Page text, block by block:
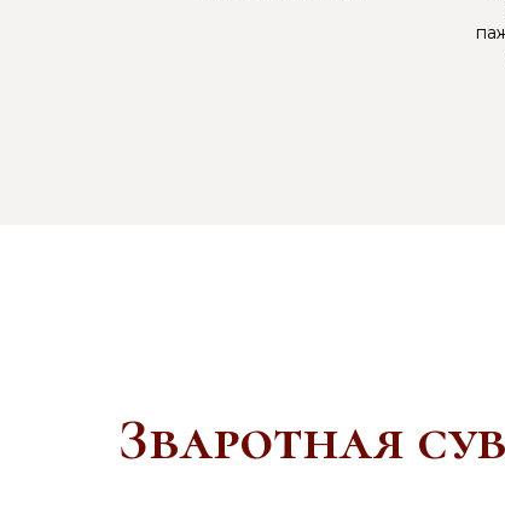
Зваротная